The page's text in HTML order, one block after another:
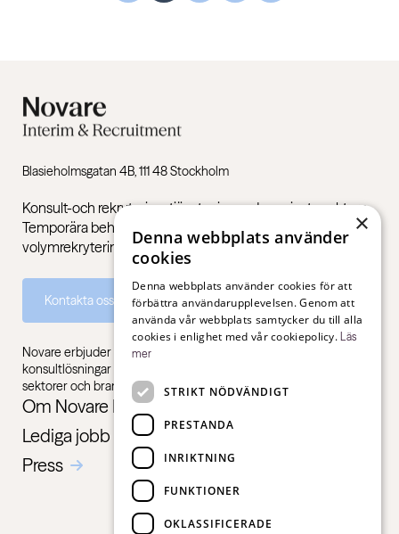
Blasieholmsgatan 4B, 111 48 Stockholm
Konsult-och rekryteringstjänster inom den privata sektorn.
Temporära behov, permanenta rekryteringar och stöd med
volymrekryteringar.
Kontakta oss
Novare erbjuder specialistkompetens inom rekrytering,
konsultlösningar och ledarskapsutbildningar, gentemot alla
sektorer och branscher – från första jobb till chefsnivå.
Om Novare Interim & Recruitment
Lediga jobb
Press
×
Denna webbplats använder
cookies
Denna webbplats använder cookies för att
förbättra användarupplevelsen. Genom att
använda vår webbplats samtycker du till alla
cookies i enlighet med vår cookiepolicy. Läs
mer
STRIKT NÖDVÄNDIGT
PRESTANDA
INRIKTNING
FUNKTIONER
OKLASSIFICERADE